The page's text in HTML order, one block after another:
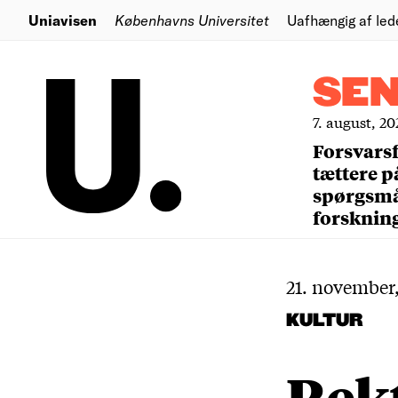
Uniavisen Københavns Universitet Uafhængig af
7. august,
tættere
21.
KULTUR